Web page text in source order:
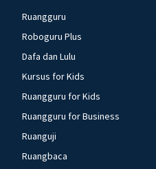
Ruangguru
Roboguru Plus
Dafa dan Lulu
Kursus for Kids
Ruangguru for Kids
Ruangguru for Business
Ruanguji
Ruangbaca